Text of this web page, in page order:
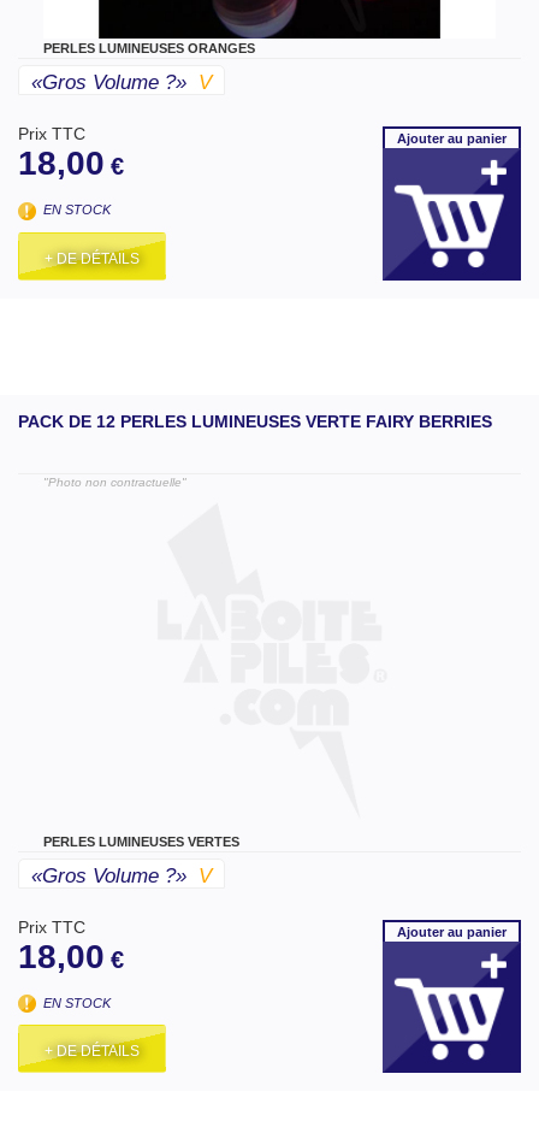
PERLES LUMINEUSES ORANGES
«gros Volume ?» V
Prix TTC
18,00 €
EN STOCK
+ DE DÉTAILS
Ajouterau panier
PACK DE 12 PERLES LUMINEUSES VERTE FAIRY BERRIES
"Photo non contractuelle"
PERLES LUMINEUSES VERTES
«gros Volume ?» V
Prix TTC
18,00 €
EN STOCK
+ DE DÉTAILS
Ajouterau panier